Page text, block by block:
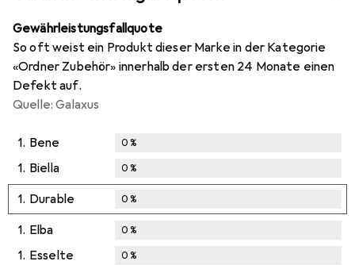
Gewährleistungsfallquote
So oft weist ein Produkt dieser Marke in der Kategorie
«Ordner Zubehör» innerhalb der ersten 24 Monate einen
Defekt auf.
Quelle: Galaxus
1. Bene 0%
1. Biella 0%
1. Durable 0%
1. Elba 0%
1. Esselte 0%